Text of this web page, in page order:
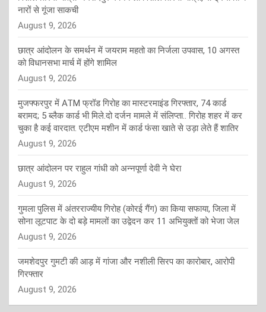
नारों से गूंजा साकची
August 9, 2026
छात्र आंदोलन के समर्थन में जयराम महतो का निर्जला उपवास, 10 अगस्त
को विधानसभा मार्च में होंगे शामिल
August 9, 2026
मुजफ्फरपुर में ATM फ्रॉड गिरोह का मास्टरमाइंड गिरफ्तार, 74 कार्ड
बरामद; 5 ब्लैक कार्ड भी मिले.दो दर्जन मामले में संलिप्ता.. गिरोह शहर में कर
चुका है कई वारदात. एटीएम मशीन में कार्ड फंसा खाते से उड़ा लेते हैं शातिर
August 9, 2026
छात्र आंदोलन पर राहुल गांधी को अन्नपूर्णा देवी ने घेरा
August 9, 2026
गुमला पुलिस में अंतरराज्यीय गिरोह (कोरई गैंग) का किया सफाया, जिला में
सोना लूटपाट के दो बड़े मामलों का उद्वेदन कर 11 अभियुक्तों को भेजा जेल
August 9, 2026
जमशेदपुर गुमटी की आड़ में गांजा और नशीली सिरप का कारोबार, आरोपी
गिरफ्तार
August 9, 2026